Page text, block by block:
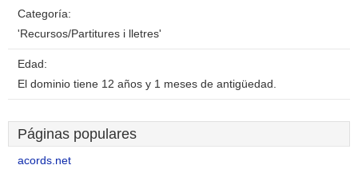
Categoría:
'Recursos/Partitures i lletres'
Edad:
El dominio tiene 12 años y 1 meses de antigüedad.
Páginas populares
acords.net